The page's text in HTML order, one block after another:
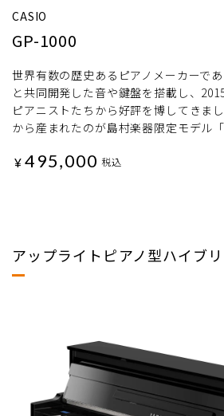
CASIO
GP-1000
世界有数の歴史あるピアノメーカーで
と共同開発した音や鍵盤を搭載し、
ピアニストたちから好評を博してきま
から産まれたのが島村楽器限定モデル「
¥ 495,000 税込
アップライトピアノ型ハイブ